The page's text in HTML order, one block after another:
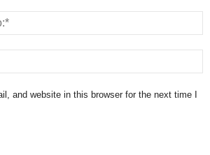
and website in this browser for the next time I